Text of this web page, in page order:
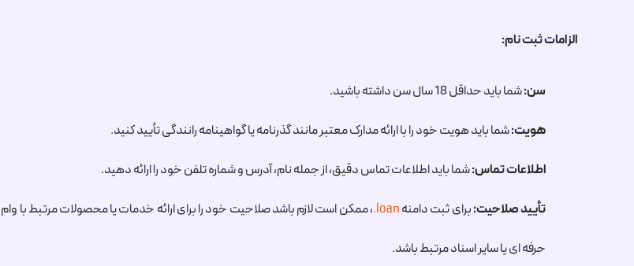
الزامات ثبت نام:
سن:شما باید حداقل 18 سال سن داشته باشید.
هویت:شما باید هویت خود را با ارائه مدارک معتبر مانند گذرنامه یا گواهینامه رانندگی تأیید کنید.
اطلاعات تماس:شما باید اطلاعات تماس دقیق، از جمله نام، آدرس و شماره تلفن خود را ارائه دهید.
تأیید صلاحیت:برای ثبت دامنه.loan، ممکن است لازم باشد صلاحیت خود را برای ارائه خدمات یا محصولات مرتبط با
حرفه ای یا سایر اسناد مرتبط باشد.